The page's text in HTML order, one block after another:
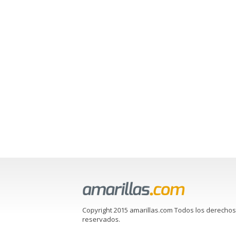
Copyright 2015 amarillas.com Todos los derechos
reservados.